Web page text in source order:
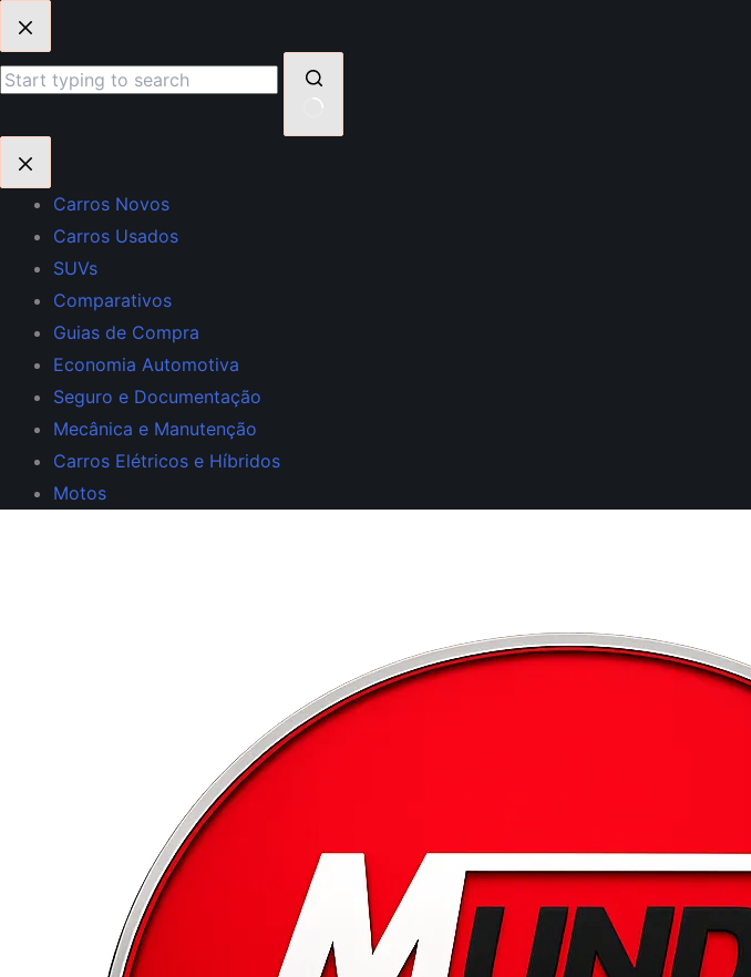
para
o
resultados
Carros Novos
Carros Usados
SUVs
Comparativos
Guias de Compra
Economia Automotiva
Seguro e Documentação
Mecânica e Manutenção
Carros Elétricos e Híbridos
Motos